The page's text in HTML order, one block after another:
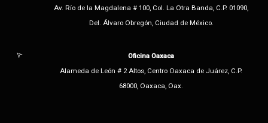
Av. Río de la Magdalena # 100, Col. La Otra Banda, C.P. 01090,
Del. Álvaro Obregón, Ciudad de México.
Oficina Oaxaca
Alameda de León # 2 Altos, Centro Oaxaca de Juárez, C.P.
68000, Oaxaca, Oax.